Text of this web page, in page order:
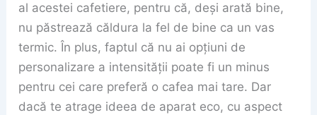
al acestei cafetiere, pentru că, deși arată bine,
nu păstrează căldura la fel de bine ca un vas
termic. În plus, faptul că nu ai opțiuni de
personalizare a intensității poate fi un minus
pentru cei care preferă o cafea mai tare. Dar
dacă te atrage ideea de aparat eco, cu aspect